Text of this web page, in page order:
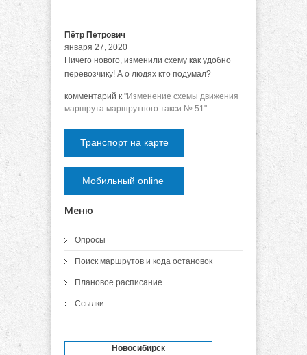
Пётр Петрович
января 27, 2020
Ничего нового, изменили схему как удобно
перевозчику! А о людях кто подумал?
комментарий к "Изменение схемы движения
маршрута маршрутного такси № 51"
Транспорт на карте
Мобильный online
Меню
Опросы
Поиск маршрутов и кода остановок
Плановое расписание
Ссылки
Новосибирск